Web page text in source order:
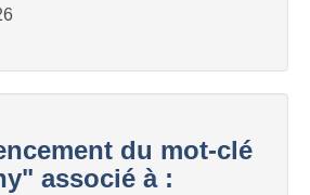
du mot-clé
associé à :